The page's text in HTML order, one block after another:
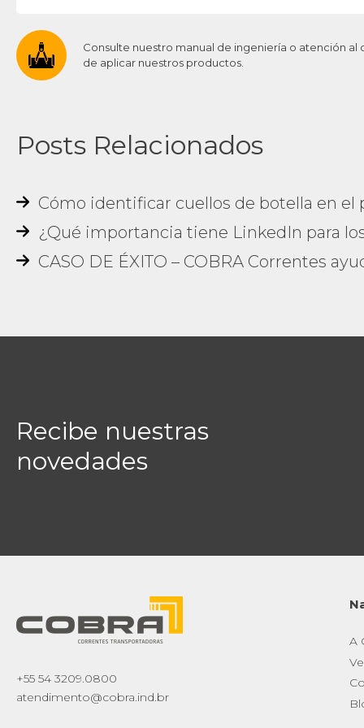
Consulte nuestro manual de ingeniería o atención al
de aplicar nuestros productos.
Posts Relacionados
Cómo identificar cuellos de botella en
¿Qué importancia tiene LinkedIn para
CASO DE ÉXITO – COBRA Correntes
Recibe nuestras
novedades
+55 54 3209.0800
atendimento@cobra.ind.br
A